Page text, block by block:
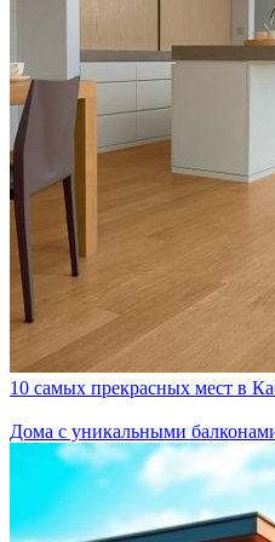
10 самых прекрасных мест в
Дома с уникальными